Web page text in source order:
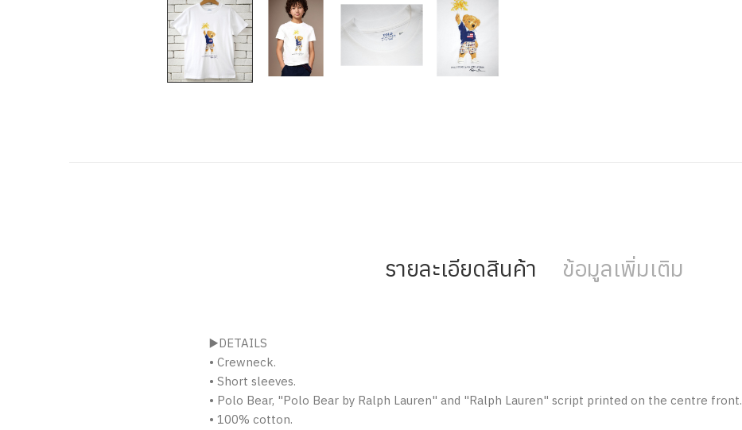
รายละเอียดสินค้า ข้อมูลเพิ่มเติม
▶️DETAILS
• Crewneck.
• Short sleeves.
• Polo Bear, "Polo Bear by Ralph Lauren" and "Ralph Lauren" script printed on the centre front.
• 100% cotton.